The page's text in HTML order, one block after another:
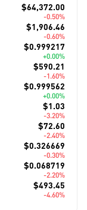
$64,372.00
-0.50%
$1,906.46
-0.60%
$0.999217
+0.00%
$590.21
-1.60%
$0.999562
+0.00%
$1.03
-3.20%
$72.60
-2.40%
$0.326669
-0.30%
$0.068719
-2.20%
$493.45
-4.60%